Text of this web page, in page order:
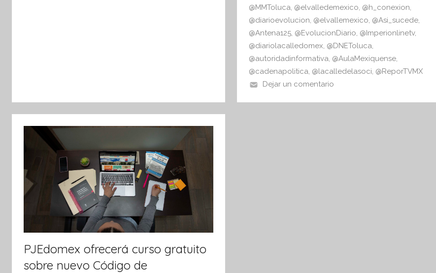
@MMToluca, @elvalledemexico, @h_conexion,
@diarioevolucion, @elvallemexico, @Asi_sucede,
@Antena125, @EvolucionDiario, @Imperionlinetv,
@diariolacalledomex, @DNEToluca,
@autoridadinformativa, @AulaMexiquense,
@cadenapolitica, @lacalledelasoci, @ReporTVMX
Dejar un comentario
PJEdomex ofrecerá curso gratuito
sobre nuevo Código de